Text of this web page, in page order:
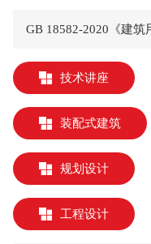
技术讲座
装配式建筑
规划设计
工程设计